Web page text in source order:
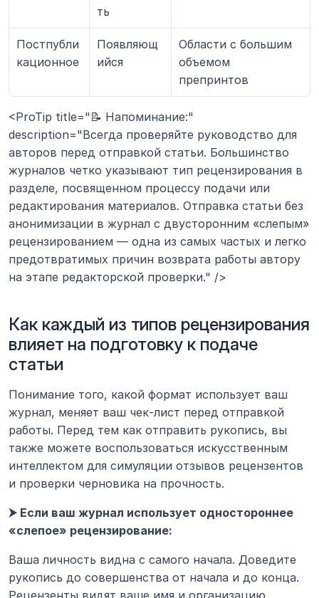
ть
Постпубли
кационное
Появляющ
ийся
Области с большим
объемом
препринтов
<ProTip title="📝 Напоминание:"
description="Всегда проверяйте руководство для
авторов перед отправкой статьи. Большинство
журналов четко указывают тип рецензирования в
разделе, посвященном процессу подачи или
редактирования материалов. Отправка статьи без
анонимизации в журнал с двусторонним «слепым»
рецензированием — одна из самых частых и легко
предотвратимых причин возврата работы автору
на этапе редакторской проверки." />
Как каждый из типов рецензирования
влияет на подготовку к подаче
статьи
Понимание того, какой формат использует ваш
журнал, меняет ваш чек-лист перед отправкой
работы. Перед тем как отправить рукопись, вы
также можете воспользоваться искусственным
интеллектом для симуляции отзывов рецензентов
и проверки черновика на прочность.
⮞ Если ваш журнал использует одностороннее
«слепое» рецензирование:
Ваша личность видна с самого начала. Доведите
рукопись до совершенства от начала и до конца.
Рецензенты видят ваше имя и организацию,